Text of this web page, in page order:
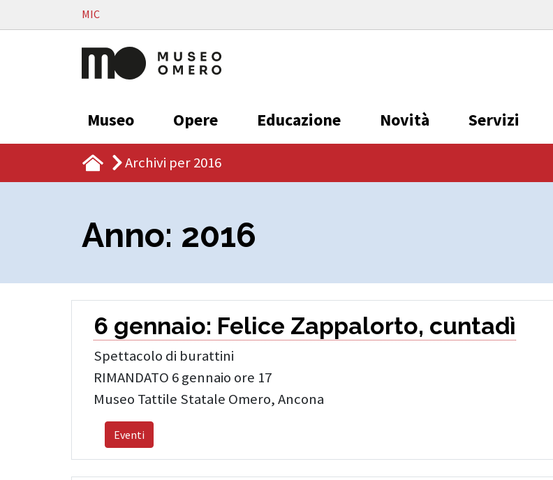
Vai al contenutoMIC
Museo Opere Educazione Novità Servizi
Archivi per 2016
Anno: 2016
6 gennaio: Felice Zappalorto, cuntadì
Spettacolo di burattini
RIMANDATO 6 gennaio ore 17
Museo Tattile Statale Omero, Ancona
Eventi